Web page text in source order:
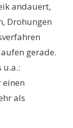
andauert,
Drohungen
gerade.
als